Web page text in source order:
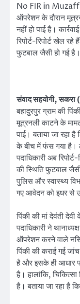
No FIR in
ऑपरेशन के दौरान
नहीं हो पाई है।
रिपोर्ट-रिपोर्ट खेल
फुटबाल जैसी हो गई है।
संवाद सहयोगी,
बहादुरपुर ग्राम की
मूत्रनली काटने के मामले
पाई। बताया जा रहा
के बीच में फंस गया है।
पदाधिकारी अब
की स्थिति फुटबाल
पुलिस और स्वास्थ्य
गए आवेदन को इधर से
पिंकी की मां देवंती
पदाधिकारी ने
ऑपरेशन करने वाले
पिंकी की कराई गई जांच
है और इसके ही आधार
है। हालांकि, चिकित्सा
है। बताया जा रहा है